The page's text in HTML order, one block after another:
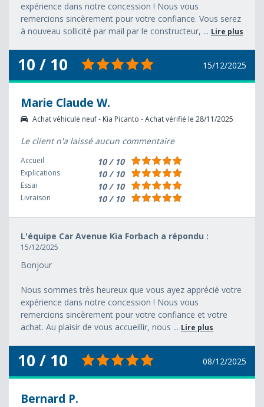
expérience dans notre concession ! Nous vous
remercions sincèrement pour votre confiance. Vous serez
à nouveau sollicité par mail par le constructeur, ... Lire plus
10 / 10 15/12/2025
Marie Claude W.
Achat véhicule neuf - Kia Picanto - Achat vérifié le 28/11/2025
Le client n'a laissé aucun commentaire
Accueil 10 / 10
Explications 10 / 10
Essai 10 / 10
Livraison 10 / 10
L'équipe Car Avenue Kia Forbach a répondu :
15/12/2025
Bonjour
Nous sommes très heureux que vous ayez apprécié votre
expérience dans notre concession ! Nous vous
remercions sincèrement pour votre confiance et votre
achat. Au plaisir de vous accueillir, nous ... Lire plus
10 / 10 08/12/2025
Bernard P.